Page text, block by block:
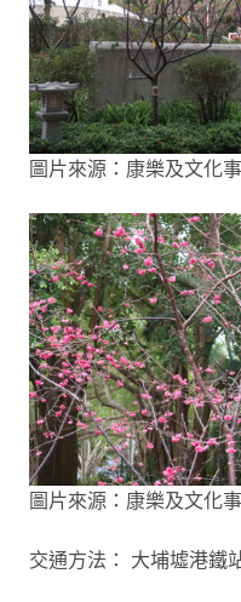
圖片來源：康樂及文化
圖片來源：康樂及文化
交通方法： 大埔墟港鐵